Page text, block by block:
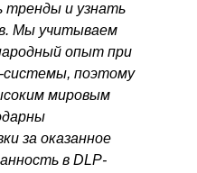
тренды и узнать
Мы учитываем
опыт при
системы, поэтому
мировым
за оказанное
в DLP-